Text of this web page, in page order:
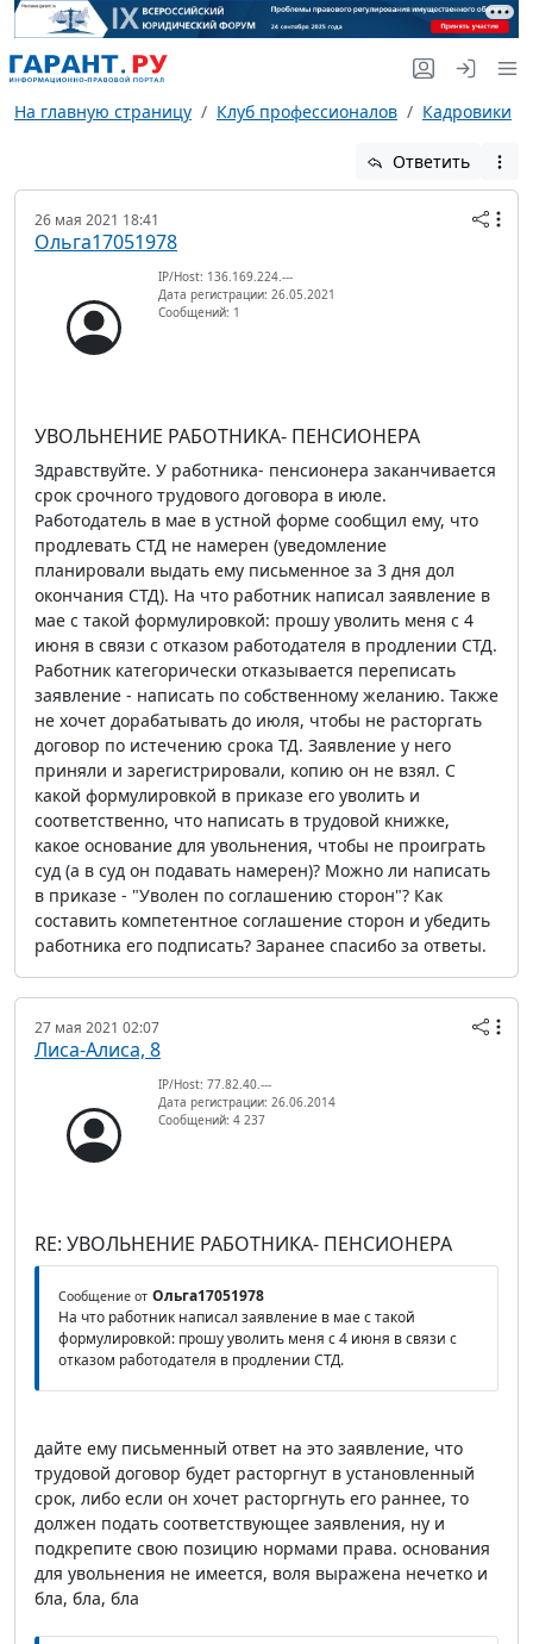
На главную страницу Клуб профессионалов Кадровики
Ответить
26 мая 2021 18:41
Ольга17051978
IP/Host: 136.169.224.---
Дата регистрации: 26.05.2021
Сообщений: 1
УВОЛЬНЕНИЕ РАБОТНИКА- ПЕНСИОНЕРА
Здравствуйте. У работника- пенсионера заканчивается
срок срочного трудового договора в июле.
Работодатель в мае в устной форме сообщил ему, что
продлевать СТД не намерен (уведомление
планировали выдать ему письменное за 3 дня дол
окончания СТД). На что работник написал заявление в
мае с такой формулировкой: прошу уволить меня с 4
июня в связи с отказом работодателя в продлении СТД.
Работник категорически отказывается переписать
заявление - написать по собственному желанию. Также
не хочет дорабатывать до июля, чтобы не расторгать
договор по истечению срока ТД. Заявление у него
приняли и зарегистрировали, копию он не взял. С
какой формулировкой в приказе его уволить и
соответственно, что написать в трудовой книжке,
какое основание для увольнения, чтобы не проиграть
суд (а в суд он подавать намерен)? Можно ли написать
в приказе - "Уволен по соглашению сторон"? Как
составить компетентное соглашение сторон и убедить
работника его подписать? Заранее спасибо за ответы.
27 мая 2021 02:07
Лиса-Алиса, 8
IP/Host: 77.82.40.---
Дата регистрации: 26.06.2014
Сообщений: 4 237
RE: УВОЛЬНЕНИЕ РАБОТНИКА- ПЕНСИОНЕРА
Сообщение от Ольга17051978
На что работник написал заявление в мае с такой
формулировкой: прошу уволить меня с 4 июня в связи с
отказом работодателя в продлении СТД.
дайте ему письменный ответ на это заявление, что
трудовой договор будет расторгнут в установленный
срок, либо если он хочет расторгнуть его раннее, то
должен подать соответствующее заявления, ну и
подкрепите свою позицию нормами права. основания
для увольнения не имеется, воля выражена нечетко и
бла, бла, бла